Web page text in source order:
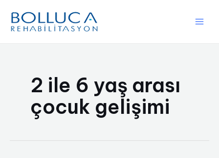
atla
2 ile 6 yaş arası
çocuk gelişimi